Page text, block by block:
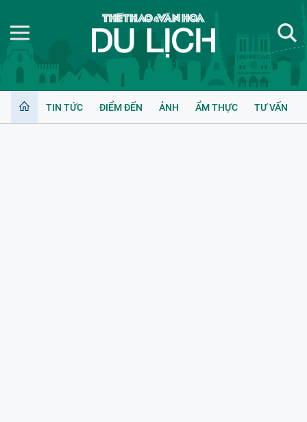
TIN TỨC ĐIỂM ĐẾN ẢNH ẨM THỰC TƯ VẤN